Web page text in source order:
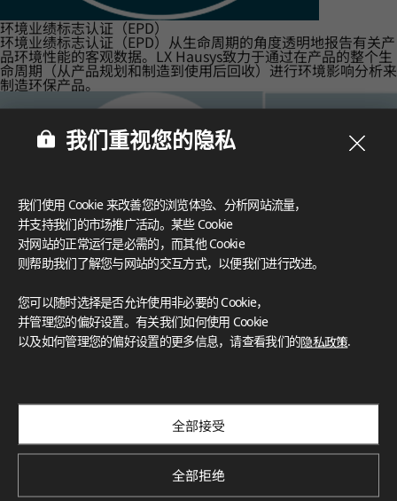
环境业绩标志认证（EPD）
环境业绩标志认证（EPD）从生命周期的角度透明地报告有关产
品环境性能的客观数据。LX Hausys致力于通过在产品的整个生
命周期（从产品规划和制造到使用后回收）进行环境影响分析来
制造环保产品。
我们重视您的隐私
我们使用 Cookie 来改善您的浏览体验、分析网站流量，
并支持我们的市场推广活动。某些 Cookie
对网站的正常运行是必需的，而其他 Cookie
则帮助我们了解您与网站的交互方式，以便我们进行改进。
您可以随时选择是否允许使用非必要的 Cookie，
并管理您的偏好设置。有关我们如何使用 Cookie
以及如何管理您的偏好设置的更多信息，请查看我们的隐私政策.
全部接受
全部拒绝